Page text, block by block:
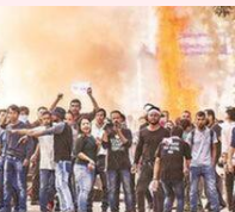
देखते हुए
नागरिकों के